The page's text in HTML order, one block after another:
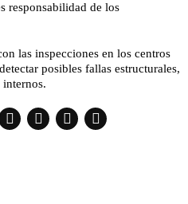
responsabilidad de los
las inspecciones en los centros
posibles fallas estructurales,
internos.